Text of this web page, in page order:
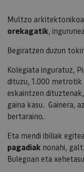
Multzo
orekagatik,
Begiratzen duzun
Kolegiata inguratuz,
dituzu, 1.000 metrotik
eskaintzen
gaina kasu. Gainera,
bertaraino.
Eta mendi ibiliak
pagadiak nonahi,
Bulegoan eta